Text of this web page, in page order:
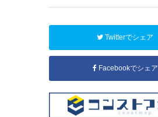
Twitterでシェア
Facebookでシェア